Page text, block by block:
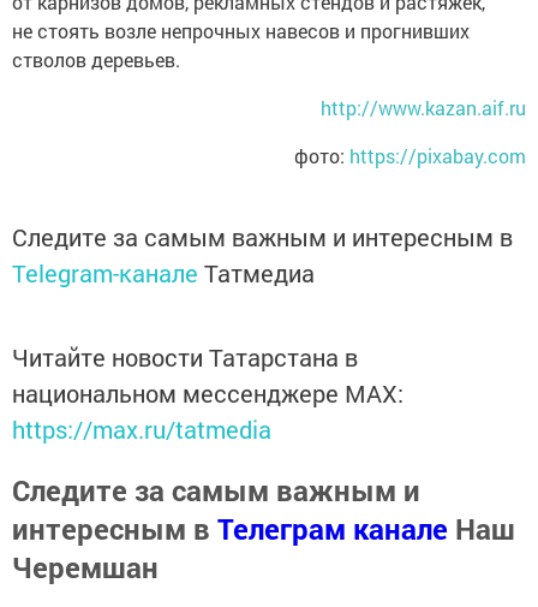
не стоять возле непрочных навесов и прогнивших
стволов деревьев.
http://www.kazan.aif.ru
фото: https://pixabay.com
Следите за самым важным и интересным в
Telegram-канале Татмедиа
Читайте новости Татарстана в
национальном мессенджере MАХ:
https://max.ru/tatmedia
Следите за самым важным и
интересным в Телеграм канале Наш
Черемшан